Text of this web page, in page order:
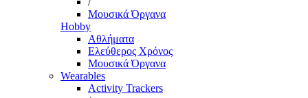
Μουσικά Όργανα
Hobby
Αθλήματα
Ελεύθερος Χρόνος
Μουσικά Όργανα
Wearables
Activity Trackers